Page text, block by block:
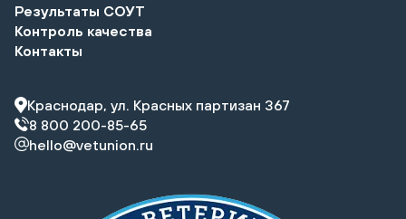
Результаты СОУТ
Контроль качества
Контакты
Краснодар, ул. Красных партизан 367
8 800 200-85-65
hello@vetunion.ru